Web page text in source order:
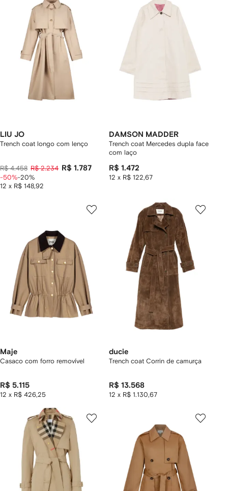
LIU JO
Trench coat longo com lenço
R$ 4.458 R$ 2.234 R$ 1.787
12 x R$ 148,92
-50%-20%
DAMSON MADDER
Trench coat Mercedes dupla face
com laço
R$ 1.472
12 x R$ 122,67
Maje
Casaco com forro removível
R$ 5.115
12 x R$ 426,25
ducie
Trench coat Corrin de camurça
R$ 13.568
12 x R$ 1.130,67